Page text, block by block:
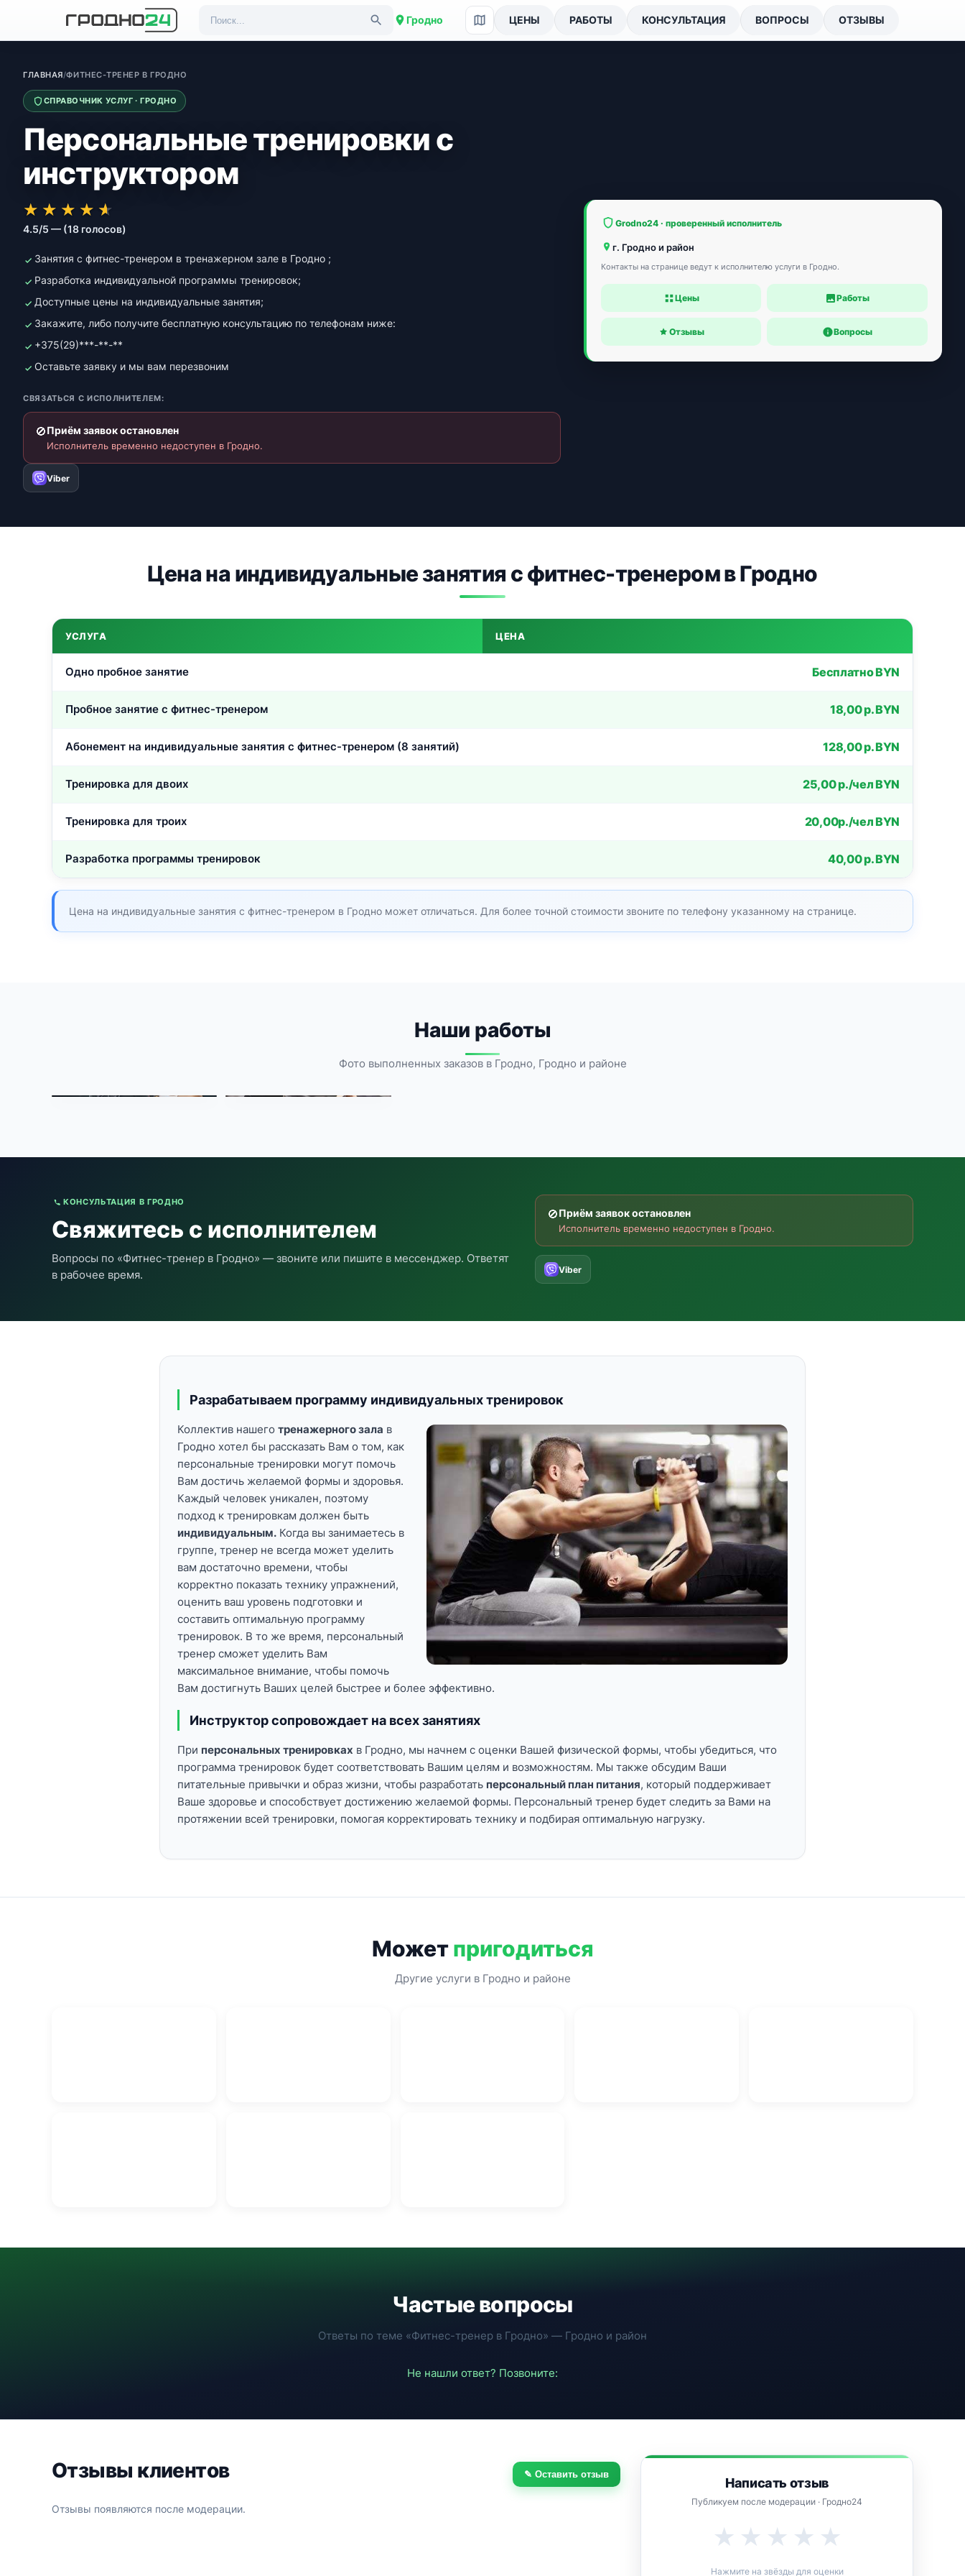
Гродно ЦЕНЫ РАБОТЫ КОНСУЛЬТАЦИЯ ВОПРОСЫ ОТЗЫВЫ
ГЛАВНАЯ/ФИТНЕС-ТРЕНЕР В ГРОДНО
СПРАВОЧНИК УСЛУГ · ГРОДНО
Персональные тренировки с
инструктором
★★★★★
★★★★★
★ ★ ★ ★ ★
4.5/5 — (18 голосов)
Занятия с фитнес-тренером в тренажерном зале в Гродно ;
Разработка индивидуальной программы тренировок;
Доступные цены на индивидуальные занятия;
Закажите, либо получите бесплатную консультацию по телефонам ниже:
+375(29)***-**-**
Оставьте заявку и мы вам перезвоним
СВЯЗАТЬСЯ С ИСПОЛНИТЕЛЕМ:
🚫Приём заявок остановлен
Исполнитель временно недоступен в Гродно.
Viber
Grodno24 · проверенный исполнитель
г. Гродно и район
Контакты на странице ведут к исполнителю услуги в Гродно.
Цены Работы
Отзывы Вопросы
Цена на индивидуальные занятия с фитнес-тренером в Гродно
УСЛУГА ЦЕНА
Одно пробное занятие Бесплатно BYN
Пробное занятие с фитнес-тренером 18,00 р. BYN
Абонемент на индивидуальные занятия с фитнес-тренером (8 занятий) 128,00 р. BYN
Тренировка для двоих 25,00 р./чел BYN
Тренировка для троих 20,00р./чел BYN
Разработка программы тренировок 40,00 р. BYN
Цена на индивидуальные занятия с фитнес-тренером в Гродно может отличаться. Для более точной стоимости звоните по телефону указанному на странице.
Наши работы
Фото выполненных заказов в Гродно, Гродно и районе
КОНСУЛЬТАЦИЯ В ГРОДНО
Свяжитесь с исполнителем
Вопросы по «Фитнес-тренер в Гродно» — звоните или пишите в мессенджер. Ответят
в рабочее время.
🚫Приём заявок остановлен
Исполнитель временно недоступен в Гродно.
Viber
Разрабатываем программу индивидуальных тренировок
Коллектив нашего тренажерного зала в
Гродно хотел бы рассказать Вам о том, как
персональные тренировки могут помочь
Вам достичь желаемой формы и здоровья.
Каждый человек уникален, поэтому
подход к тренировкам должен быть
индивидуальным. Когда вы занимаетесь в
группе, тренер не всегда может уделить
вам достаточно времени, чтобы
корректно показать технику упражнений,
оценить ваш уровень подготовки и
составить оптимальную программу
тренировок. В то же время, персональный
тренер сможет уделить Вам
максимальное внимание, чтобы помочь
Вам достигнуть Ваших целей быстрее и более эффективно.
Инструктор сопровождает на всех занятиях
При персональных тренировках в Гродно, мы начнем с оценки Вашей физической формы, чтобы убедиться, что
программа тренировок будет соответствовать Вашим целям и возможностям. Мы также обсудим Ваши
питательные привычки и образ жизни, чтобы разработать персональный план питания, который поддерживает
Ваше здоровье и способствует достижению желаемой формы. Персональный тренер будет следить за Вами на
протяжении всей тренировки, помогая корректировать технику и подбирая оптимальную нагрузку.
Можетпригодиться
Другие услуги в Гродно и районе
Частые вопросы
Ответы по теме «Фитнес-тренер в Гродно» — Гродно и район
Не нашли ответ? Позвоните:
Отзывы клиентов ✎ Оставить отзыв
Отзывы появляются после модерации.
Написать отзыв
Публикуем после модерации · Гродно24
★
★
★
★
★
Нажмите на звёзды для оценки